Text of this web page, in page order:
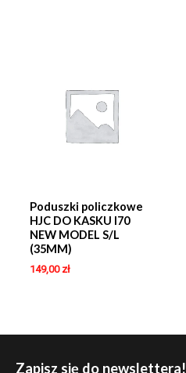
Poduszki policzkowe
HJC DO KASKU I70
NEW MODEL S/L
(35MM)
149,00 zł
Zapisz się do newslettera!